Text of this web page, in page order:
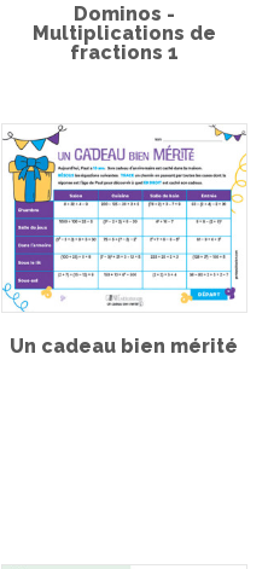
Dominos -
Multiplications de
fractions 1
Un cadeau bien mérité